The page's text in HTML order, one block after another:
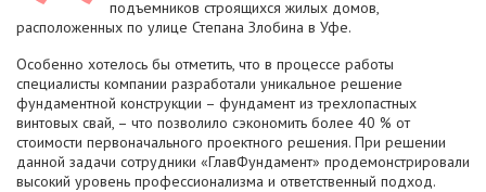
подъемников строящихся жилых домов,
расположенных по улице Степана Злобина в Уфе.
Особенно хотелось бы отметить, что в процессе работы
специалисты компании разработали уникальное решение
фундаментной конструкции – фундамент из трехлопастных
винтовых свай, – что позволило сэкономить более 40 % от
стоимости первоначального проектного решения. При решении
данной задачи сотрудники «ГлавФундамент» продемонстрировали
высокий уровень профессионализма и ответственный подход.